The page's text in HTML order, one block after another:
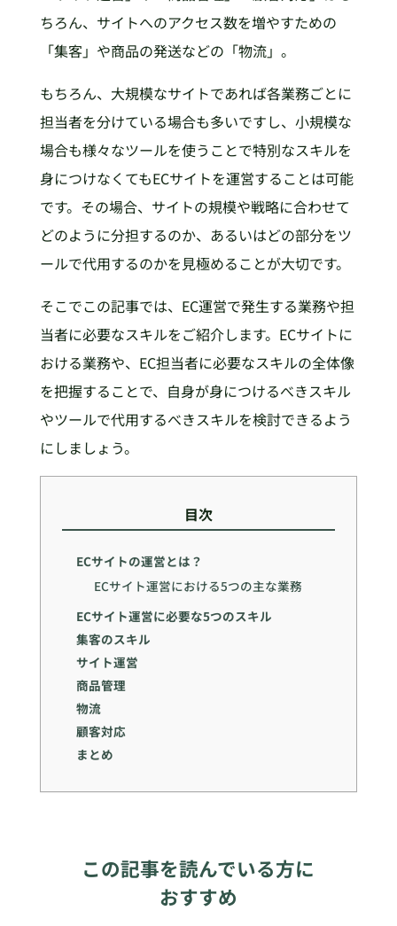
ちろん、サイトへのアクセス数を増やすための
「集客」や商品の発送などの「物流」。
もちろん、大規模なサイトであれば各業務ごとに
担当者を分けている場合も多いですし、小規模な
場合も様々なツールを使うことで特別なスキルを
身につけなくてもECサイトを運営することは可能
です。その場合、サイトの規模や戦略に合わせて
どのように分担するのか、あるいはどの部分をツ
ールで代用するのかを見極めることが大切です。
そこでこの記事では、EC運営で発生する業務や担
当者に必要なスキルをご紹介します。ECサイトに
おける業務や、EC担当者に必要なスキルの全体像
を把握することで、自身が身につけるべきスキル
やツールで代用するべきスキルを検討できるよう
にしましょう。
目次
ECサイトの運営とは？
ECサイト運営における5つの主な業務
ECサイト運営に必要な5つのスキル
集客のスキル
サイト運営
商品管理
物流
顧客対応
まとめ
この記事を読んでいる方に
おすすめ